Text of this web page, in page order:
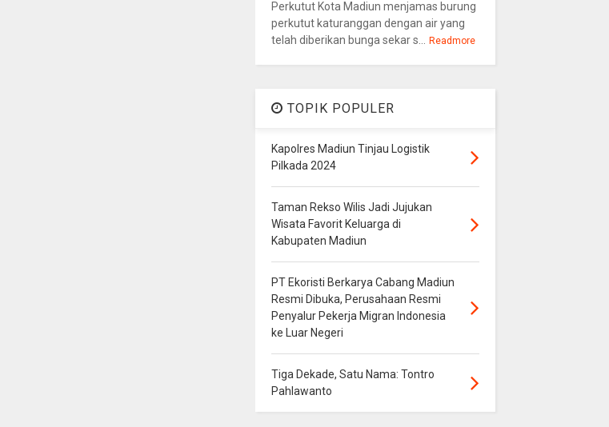
Perkutut Kota Madiun menjamas burung
perkutut katuranggan dengan air yang
telah diberikan bunga sekar s...
Readmore
TOPIK POPULER
Kapolres Madiun Tinjau Logistik
Pilkada 2024
Taman Rekso Wilis Jadi Jujukan
Wisata Favorit Keluarga di
Kabupaten Madiun
PT Ekoristi Berkarya Cabang Madiun
Resmi Dibuka, Perusahaan Resmi
Penyalur Pekerja Migran Indonesia
ke Luar Negeri
Tiga Dekade, Satu Nama: Tontro
Pahlawanto